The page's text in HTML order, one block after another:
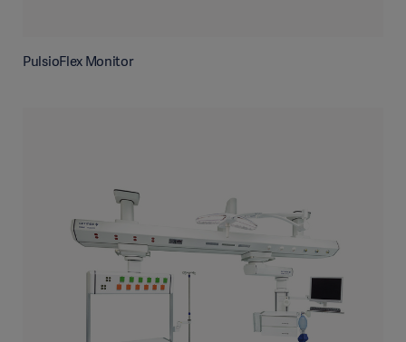
PulsioFlex Monitor